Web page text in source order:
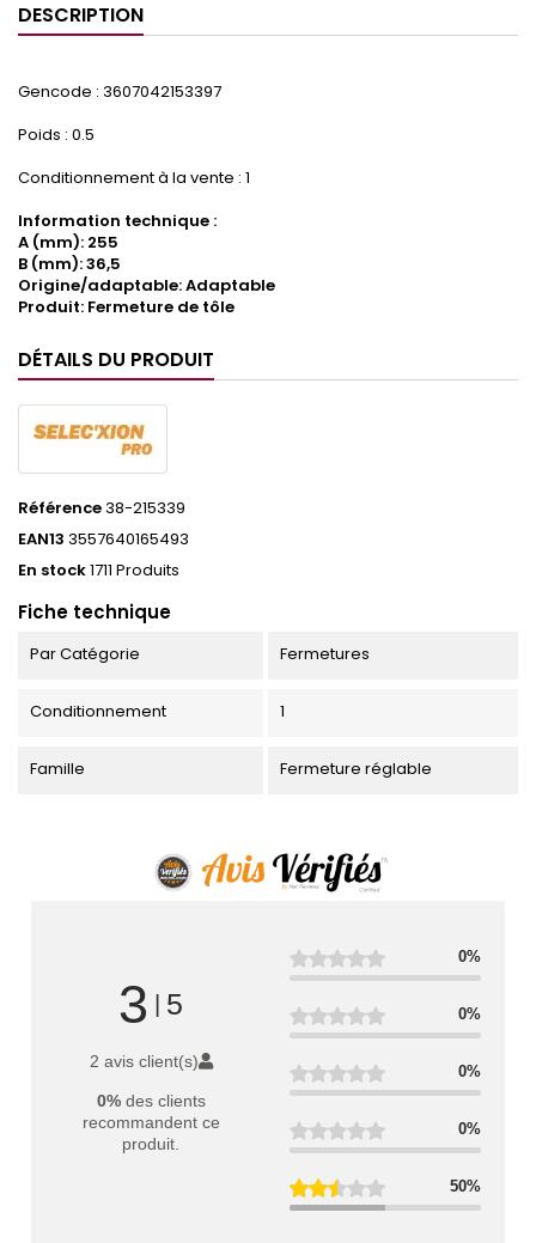
DESCRIPTION
Gencode : 3607042153397
Poids : 0.5
Conditionnement à la vente : 1
Information technique :
A (mm): 255
B (mm): 36,5
Origine/adaptable: Adaptable
Produit: Fermeture de tôle
DÉTAILS DU PRODUIT
Référence38-215339
EAN13 3557640165493
En stock1711 Produits
Fiche technique
Par Catégorie Fermetures
Conditionnement 1
Famille Fermeture réglable
3 5
2 avis client(s)
0%des clients
recommandent ce
produit.
0%
0%
0%
0%
50%